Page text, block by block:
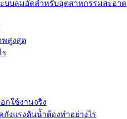
บบลมอัดสำหรับอุตสาหกรรมสะอาด
พสูงสุด
ร
กใช้งานจริง
ถังแรงดันน้ำต้องทำอย่างไร